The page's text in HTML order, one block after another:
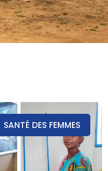
SANTÉ DES FEMMES